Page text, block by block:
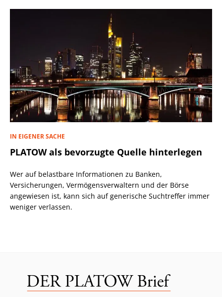
IN EIGENER SACHE
PLATOW als bevorzugte Quelle hinterlegen
Wer auf belastbare Informationen zu Banken,
Versicherungen, Vermögensverwaltern und der Börse
angewiesen ist, kann sich auf generische Suchtreffer immer
weniger verlassen.